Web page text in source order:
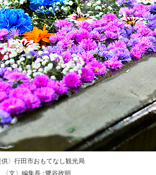
〉行田市おもてなし観光局
〈文〉編集長 : 鷺谷政明